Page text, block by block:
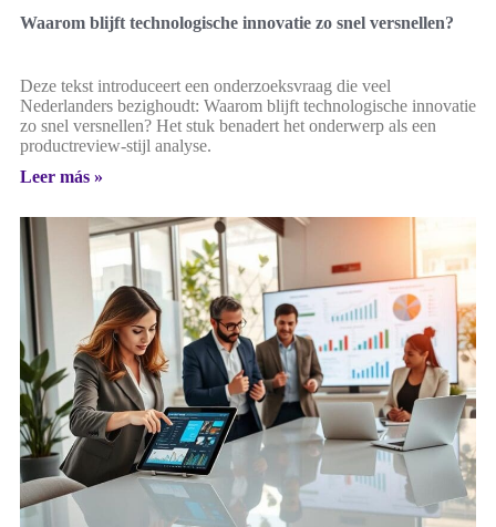
Waarom blijft technologische innovatie zo snel versnellen?
Deze tekst introduceert een onderzoeksvraag die veel
Nederlanders bezighoudt: Waarom blijft technologische innovatie
zo snel versnellen? Het stuk benadert het onderwerp als een
productreview-stijl analyse.
Leer más »